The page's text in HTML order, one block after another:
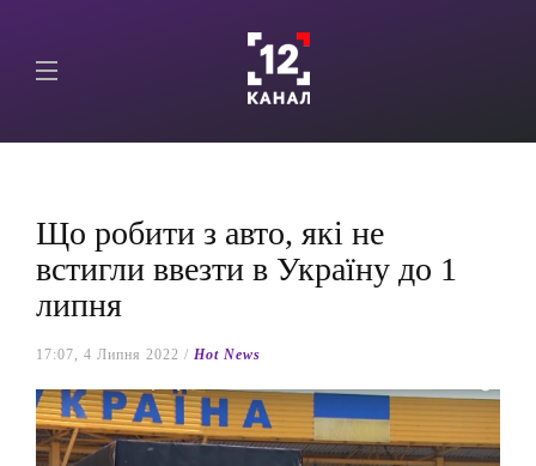
Що робити з авто, які не
встигли ввезти в Україну до 1
липня
17:07, 4 Липня 2022 / Hot News